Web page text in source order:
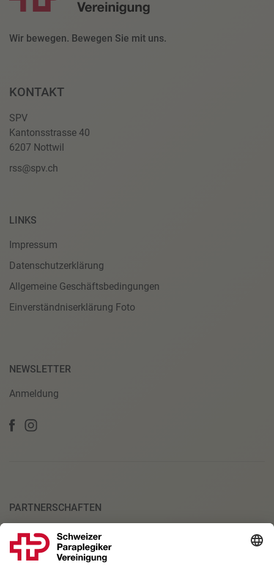
Wir bewegen. Bewegen Sie mit uns.
KONTAKT
SPV
Kantonsstrasse 40
6207 Nottwil
rss@spv.ch
LINKS
Impressum
Datenschutzerklärung
Allgemeine Geschäftsbedingungen
Einverständniserklärung Foto
NEWSLETTER
Anmeldung
PARTNERSCHAFTEN